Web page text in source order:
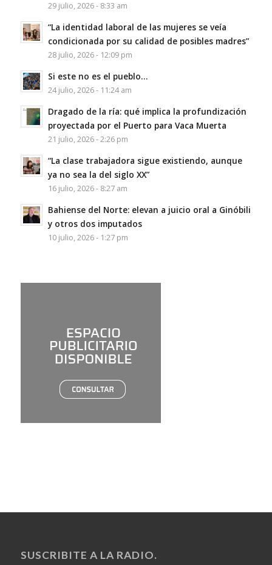
29 julio, 2026 - 8:33 am
“La identidad laboral de las mujeres se veía
condicionada por su calidad de posibles madres”
28 julio, 2026 - 12:09 pm
Si este no es el pueblo…
24 julio, 2026 - 11:24 am
Dragado de la ría: qué implica la profundización
proyectada por el Puerto para Vaca Muerta
21 julio, 2026 - 2:26 pm
“La clase trabajadora sigue existiendo, aunque
ya no sea la del siglo XX”
16 julio, 2026 - 8:27 am
Bahiense del Norte: elevan a juicio oral a Ginóbili
y otros dos imputados
10 julio, 2026 - 1:27 pm
SUSCRIBITE A LA RADIO.